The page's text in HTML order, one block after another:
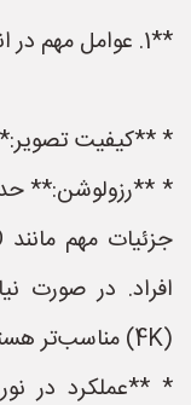
**1. عوامل مهم در انتخاب دوربین:**
* **کیفیت
افراد. در صورت
(4K) مناسب‌تر هستند.